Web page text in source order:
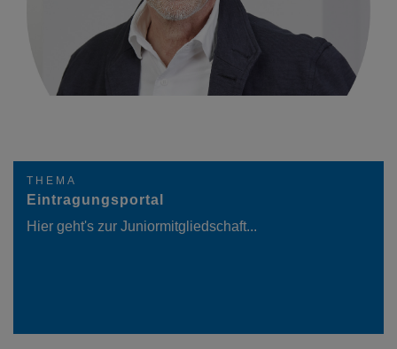
THEMA
Eintragungsportal
Hier geht's zur Juniormitgliedschaft...